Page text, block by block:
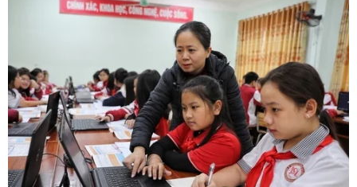
Cây ước nguyện luôn là điểm nhấn của lễ hội mừng năm mới
tại chùa Nam Hoa. (Ảnh: Hồng Minh/TTXVN)
Theo phóng viên TTXVN tại Nam Phi, từ sáng
ngày 11/2 (tức mùng 2 Tết Âm lịch), hàng nghìn